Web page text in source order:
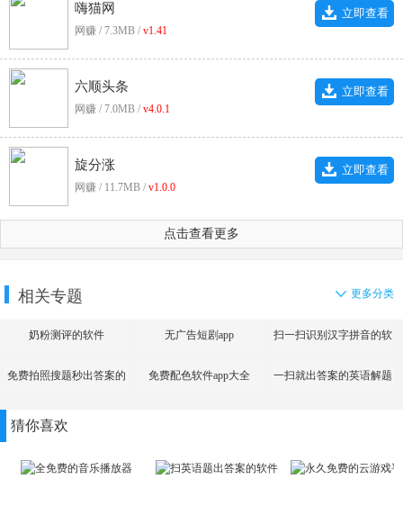
嗨猫网
网赚 / 7.3MB / v1.41
立即查看
六顺头条
网赚 / 7.0MB / v4.0.1
立即查看
旋分涨
网赚 / 11.7MB / v1.0.0
立即查看
点击查看更多
相关专题 更多分类
奶粉测评的软件 无广告短剧app 扫一扫识别汉字拼音的软
免费拍照搜题秒出答案的 免费配色软件app大全 一扫就出答案的英语解题
猜你喜欢